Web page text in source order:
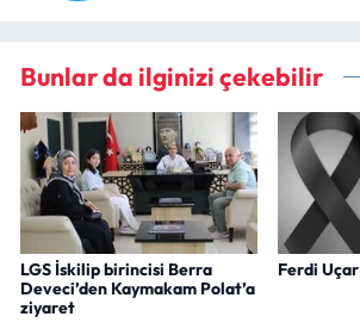
Bunlar da ilginizi çekebilir
LGS İskilip birincisi Berra
Deveci’den Kaymakam Polat’a
ziyaret
Ferdi